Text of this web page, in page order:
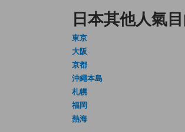
日本其他人氣
東京
大阪
京都
沖繩本島
札幌
福岡
熱海